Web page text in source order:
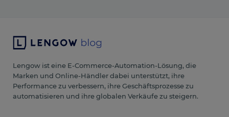
Lengow ist eine E-Commerce-Automation-Lösung, die
Marken und Online-Händler dabei unterstützt, ihre
Performance zu verbessern, ihre Geschäftsprozesse zu
automatisieren und ihre globalen Verkäufe zu steigern.